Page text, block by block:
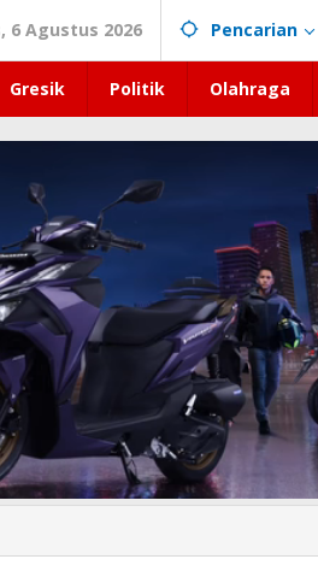
6 Agustus 2026 Pencarian
Gresik Politik Olahraga